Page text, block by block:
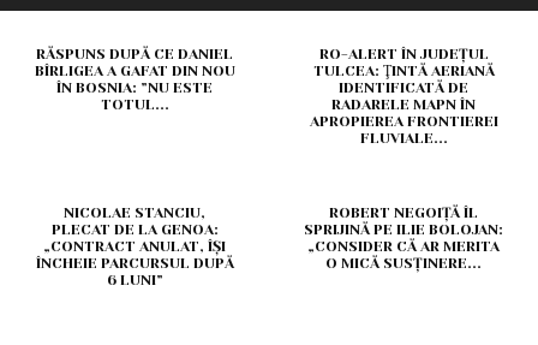
RĂSPUNS DUPĂ CE DANIEL
BÎRLIGEA A GAFAT DIN NOU
ÎN BOSNIA: ”NU ESTE
TOTUL...
RO-ALERT ÎN JUDEȚUL
TULCEA: ŢINTĂ AERIANĂ
IDENTIFICATĂ DE
RADARELE MAPN ÎN
APROPIEREA FRONTIEREI
FLUVIALE...
NICOLAE STANCIU,
PLECAT DE LA GENOA:
„CONTRACT ANULAT, ÎȘI
ÎNCHEIE PARCURSUL DUPĂ
6 LUNI”
ROBERT NEGOIȚĂ ÎL
SPRIJINĂ PE ILIE BOLOJAN:
„CONSIDER CĂ AR MERITA
O MICĂ SUSȚINERE...